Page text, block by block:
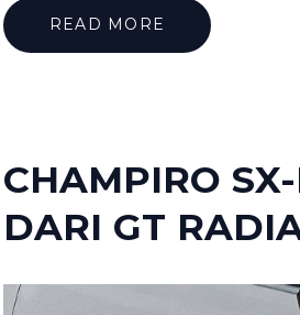
READ MORE
CHAMPIRO
DARI GT